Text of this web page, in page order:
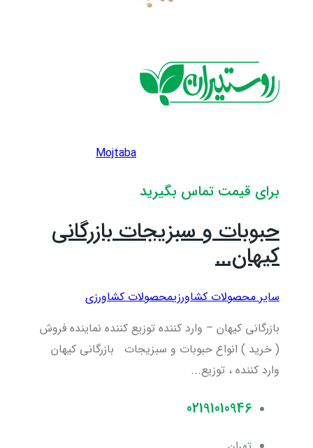
Mojtaba
برای قیمت تماس بگیرید
حبوبات و سبزیجات بازرگانی
کیهان...
سایر محصولات کشاورزیمحصولات کشاورزی
بازرگانی کیهان – وارد کننده توزیع کننده نماینده فروش
( خرید ) انواع حبوبات و سبزیجات بازرگانی کیهان
وارد کننده ، توزیع...
02191010946